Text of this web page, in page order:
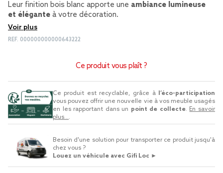
Leur finition bois blanc apporte une ambiance lumineuse
et élégante à votre décoration.
Voir plus
REF. 000000000000643222
Ce produit vous plaît ?
Ce produit est recyclable, grâce à
l’éco-participation
vous pouvez offrir une nouvelle vie à vos meuble usagés
en les rapportant dans un point de collecte. En savoir
plus....
Besoin d'une solution pour transporter ce produit jusqu'à
chez vous ?
Louez un véhicule avec Gifi Loc ►